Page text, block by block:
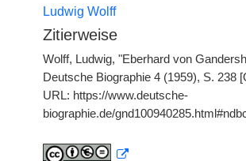
Ludwig Wolff
Zitierweise
Wolff, Ludwig, "Eberhard von
Deutsche Biographie 4 (1959), S. 238
URL: https://www.deutsche-
biographie.de/